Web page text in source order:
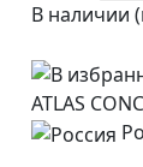
В наличии
ATLAS